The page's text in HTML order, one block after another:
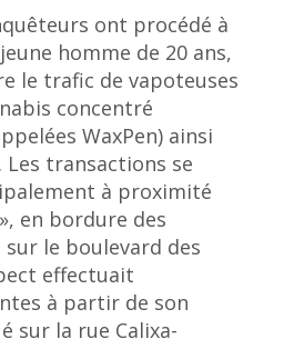
ont procédé à
homme de 20 ans,
le trafic de vapoteuses
concentré
WaxPen) ainsi
Les transactions se
à proximité
en bordure des
sur le boulevard des
effectuait
à partir de son
sur la rue Calixa-